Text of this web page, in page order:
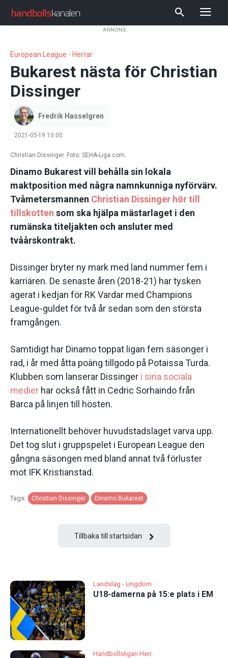
ANNONS
European League - Herrar
Bukarest nästa för Christian
Dissinger
Fredrik Hasselgren
2021-05-19 10:00
Christian Dissinger. Foto: SEHA-Liga.com.
Dinamo Bukarest vill behålla sin lokala
maktposition med några namnkunniga nyförvärv.
Tvåmetersmannen Christian Dissinger hör till
tillskotten som ska hjälpa mästarlaget i den
rumänska titeljakten och ansluter med
tvåårskontrakt.
Dissinger bryter ny mark med land nummer fem i
karriären. De senaste åren (2018-21) har tysken
agerat i kedjan för RK Vardar med Champions
League-guldet för två år sedan som den största
framgången.
Samtidigt har Dinamo toppat ligan fem säsonger i
rad, i år med åtta poäng tillgodo på Potaissa Turda.
Klubben som lanserar Dissinger i sina sociala
medier har också fått in Cedric Sorhaindo från
Barca på linjen till hösten.
Internationellt behöver huvudstadslaget varva upp.
Det tog slut i gruppspelet i European League den
gångna säsongen med bland annat två förluster
mot IFK Kristianstad.
Tags: Christian Dissinger Dinamo Bukarest
Tillbaka till startsidan
Landslag - Ungdom
U18-damerna på 15:e plats i EM
Handbollsligan Herr